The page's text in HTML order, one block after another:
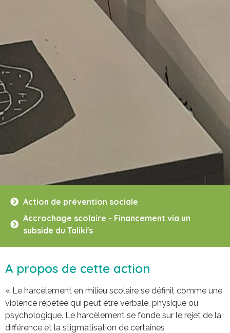
Action de prévention sociale
Accrochage scolaire - Financement via un
subside du Taliki's
A propos de cette action
« Le harcèlement en milieu scolaire se définit comme une
violence répétée qui peut être verbale, physique ou
psychologique. Le harcèlement se fonde sur le rejet de la
différence et la stigmatisation de certaines